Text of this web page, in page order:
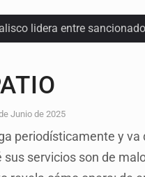
lidera entre
primera boda de
apoyos a afectados
resaltan en
a mantener legado de
Junio de 2025
periodísticamente y va
servicios son de